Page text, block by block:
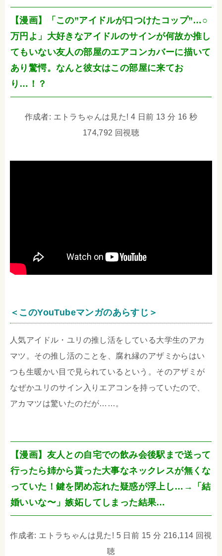
【漫画】「この”アイドルが口つけたコップ”…○
万円よ」大好きなアイドルのサインが何故か推し
てもいない友人の部屋のエアコンカバーに描いて
あり驚愕。なんと彼女はこの部屋に来てお
り…！？
作成者: エトラちゃんは見た! 4 日前 13 分 16 秒
174,792 回視聴
＜このYouTubeマンガのあらすじ＞
人気アイドル・ユリの推し活をしている大学生のアカ
マツ。その推し活のことを、腐れ縁のアザミからはい
つも生暖かい目で見られているという。そのアザミが
なぜかユリのサイン入りエアコンを持っていたので、
アカマツは驚いたのだが……。
【漫画】友人との自宅での飲み会後駅まで送って
行ったら姉から貰った大事なネックレスが無くな
っていた！鍵を閉め忘れた疑惑が浮上し…→「結
婚いいな〜」嫉妬してしまった結果…
作成者: エトラちゃんは見た! 5 日前 15 分 216,114 回視
聴